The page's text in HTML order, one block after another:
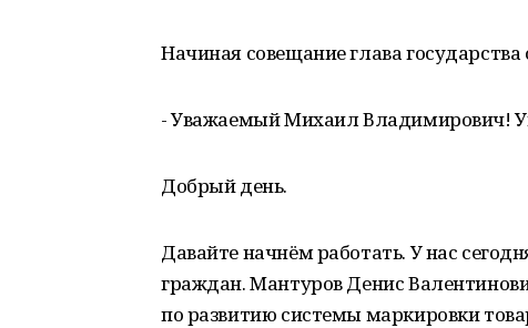
Начиная совещание глава
- Уважаемый Михаил Владимирович!
Добрый день.
Давайте начнём работать. У нас
граждан. Мантуров Денис
по развитию системы маркировки